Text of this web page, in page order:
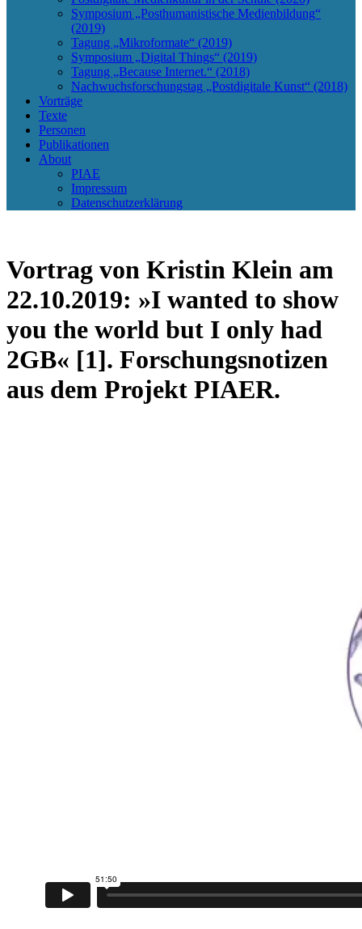
Symposium „Posthumanistische Medienbildung“
(2019)
Tagung „Mikroformate“ (2019)
Symposium „Digital Things“ (2019)
Tagung „Because Internet.“ (2018)
Nachwuchsforschungstag „Postdigitale Kunst“ (2018)
Vorträge
Texte
Personen
Publikationen
About
PIAE
Impressum
Datenschutzerklärung
Vortrag von Kristin Klein am
22.10.2019: »I wanted to show
you the world but I only had
2GB« [1]. Forschungsnotizen
aus dem Projekt PIAER.